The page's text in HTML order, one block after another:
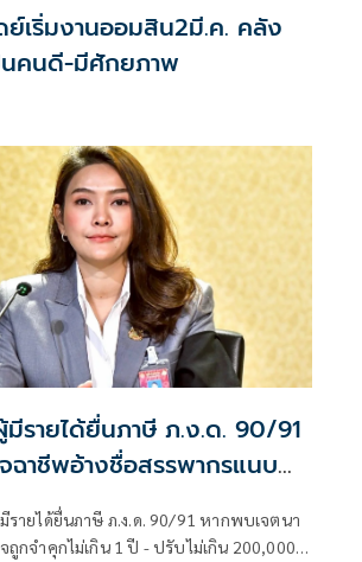
ย์เริ่มงานออมสิน2มี.ค. คลัง
นคนดี-มีศักยภาพ
มีรายได้ยื่นภาษี ภ.ง.ด. 90/91
ฉาชีพอ้างชื่อสรรพากรแนบ
รายได้ยื่นภาษี ภ.ง.ด. 90/91 หากพบเจตนา
ถูกจำคุกไม่เกิน 1 ปี - ปรับไม่เกิน 200,000